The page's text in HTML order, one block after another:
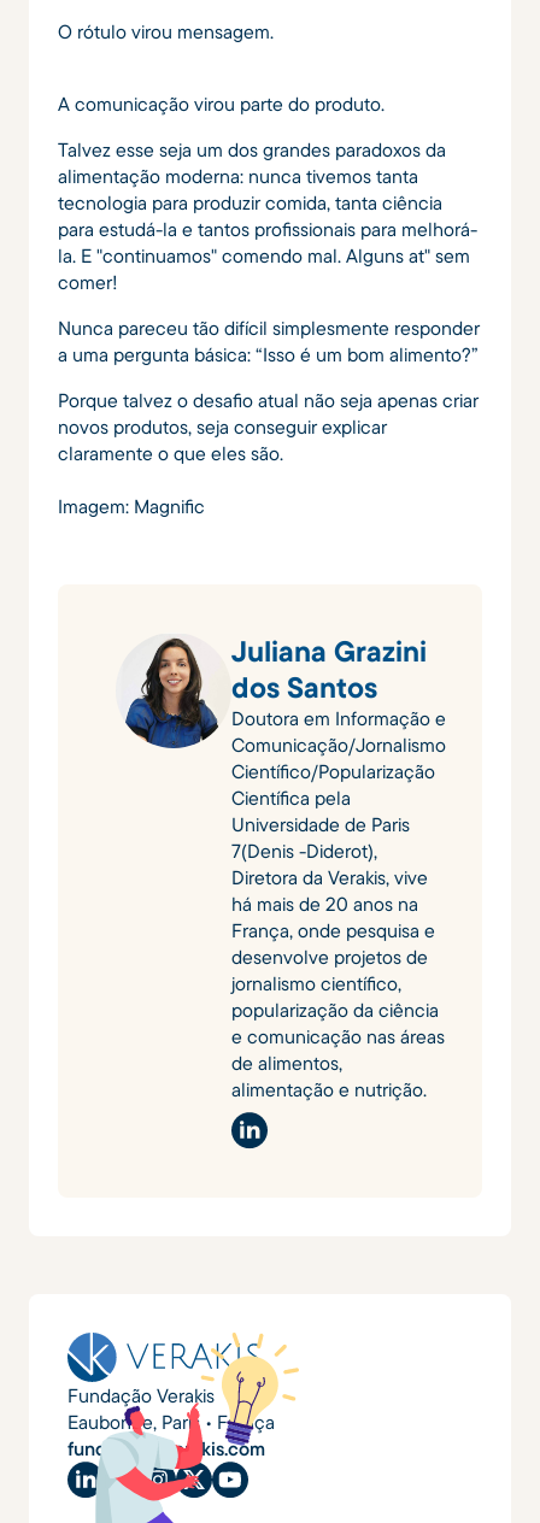
O rótulo virou mensagem.
A comunicação virou parte do produto.
Talvez esse seja um dos grandes paradoxos da
alimentação moderna: nunca tivemos tanta
tecnologia para produzir comida, tanta ciência
para estudá-la e tantos profissionais para melhorá-
la. E "continuamos" comendo mal. Alguns at" sem
comer!
Nunca pareceu tão difícil simplesmente responder
a uma pergunta básica: “Isso é um bom alimento?”
Porque talvez o desafio atual não seja apenas criar
novos produtos, seja conseguir explicar
claramente o que eles são.
Imagem: Magnific
Juliana Grazini
dos Santos
Doutora em Informação e
Comunicação/Jornalismo
Científico/Popularização
Científica pela
Universidade de Paris
7(Denis -Diderot),
Diretora da Verakis, vive
há mais de 20 anos na
França, onde pesquisa e
desenvolve projetos de
jornalismo científico,
popularização da ciência
e comunicação nas áreas
de alimentos,
alimentação e nutrição.
Fundação Verakis
Eaubonne, Paris • França
fundacao@verakis.com